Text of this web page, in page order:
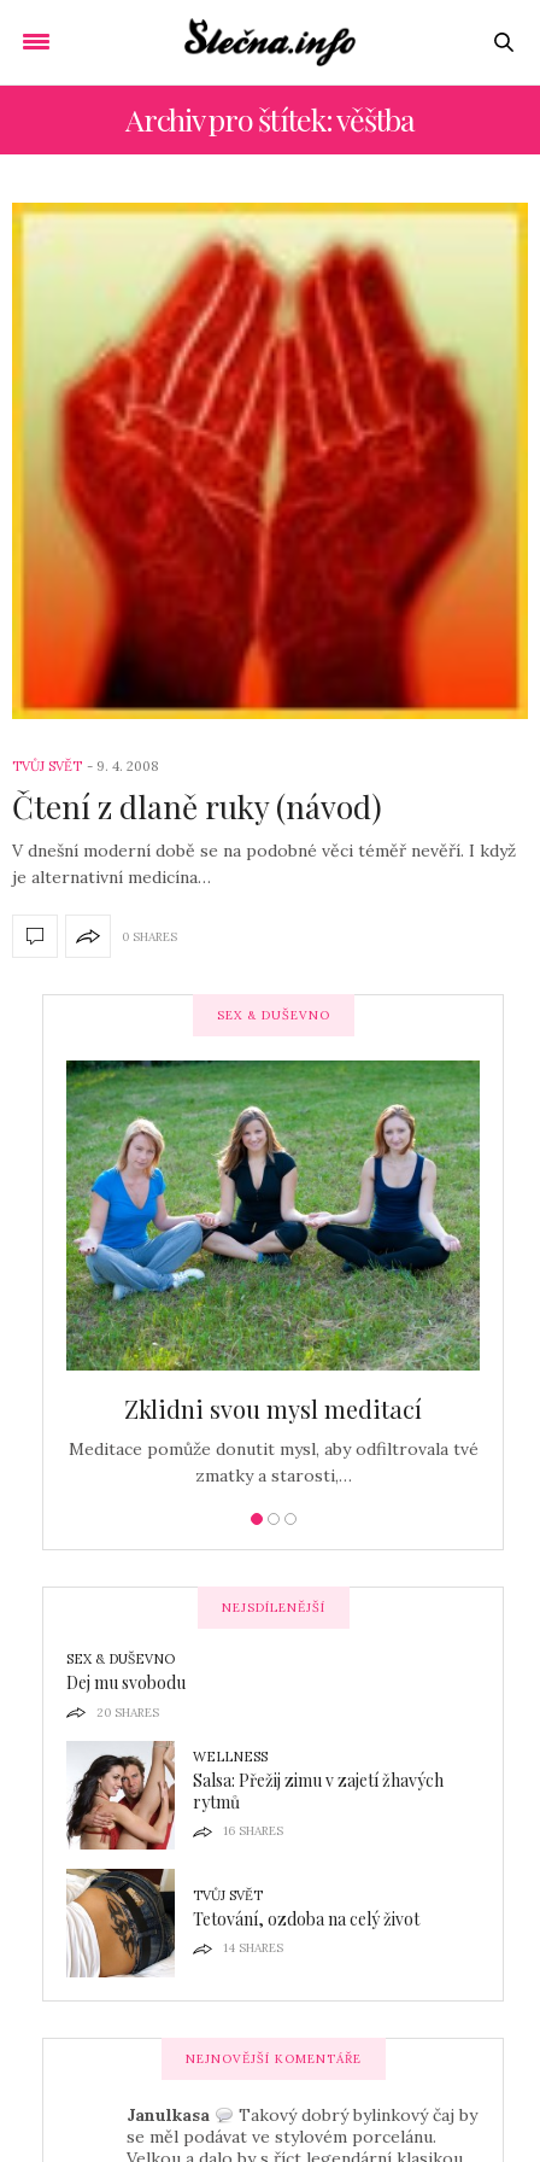
Archiv pro štítek: věštba
TVŮJ SVĚT 9. 4. 2008
Čtení z dlaně ruky (návod)
V dnešní moderní době se na podobné věci téměř nevěří. I když
je alternativní medicína…
0 SHARES
SEX & DUŠEVNO
Zklidni svou mysl meditací
Meditace pomůže donutit mysl, aby odfiltrovala tvé
zmatky a starosti,…
NEJSDÍLENĚJŠÍ
SEX & DUŠEVNO
Dej mu svobodu
20 SHARES
WELLNESS
Salsa: Přežij zimu v zajetí žhavých
rytmů
16 SHARES
TVŮJ SVĚT
Tetování, ozdoba na celý život
14 SHARES
NEJNOVĚJŠÍ KOMENTÁŘE
Janulkasa
Takový dobrý bylinkový čaj by
se měl podávat ve stylovém porcelánu.